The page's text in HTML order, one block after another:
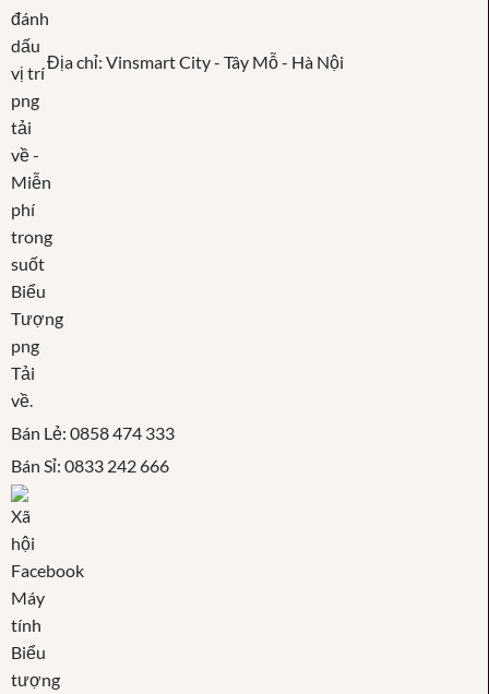
Địa chỉ: Vinsmart City - Tây Mỗ - Hà Nội
Bán Lẻ: 0858 474 333
Bán Sỉ: 0833 242 666